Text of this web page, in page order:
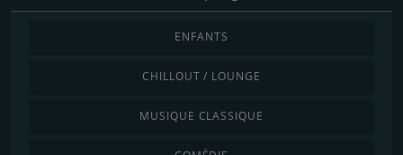
ENFANTS
CHILLOUT / LOUNGE
MUSIQUE CLASSIQUE